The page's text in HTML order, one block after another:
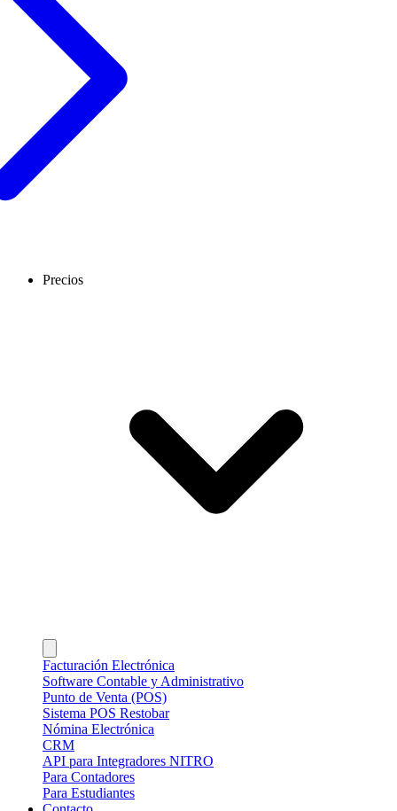
Precios
Facturación Electrónica
Software Contable y Administrativo
Punto de Venta (POS)
Sistema POS Restobar
Nómina Electrónica
CRM
API para Integradores NITRO
Para Contadores
Para Estudiantes